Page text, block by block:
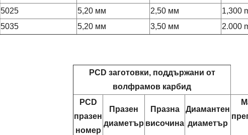
5025
5,20 мм 2,50 мм
1,300
5035
5,20 мм 3,50 мм 2.000
PCD заготовки, поддържани от
волфрамов карбид
PCD
празен
номер
Празен
диаметър
Празна
височина
Диамантен
диаметър